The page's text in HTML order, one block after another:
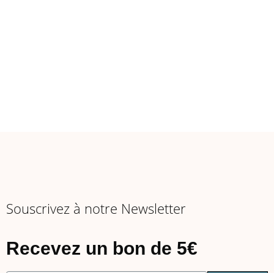
Souscrivez à notre Newsletter
Recevez un bon de 5€